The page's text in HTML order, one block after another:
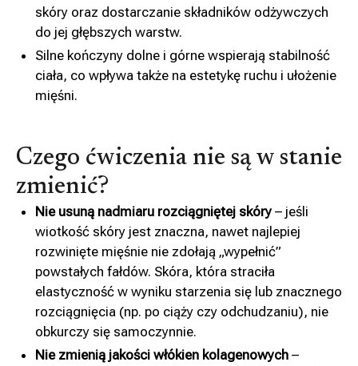
skóry oraz dostarczanie składników odżywczych
do jej głębszych warstw.
Silne kończyny dolne i górne wspierają stabilność
ciała, co wpływa także na estetykę ruchu i ułożenie
mięśni.
Czego ćwiczenia nie są w stanie
zmienić?
Nie usuną nadmiaru rozciągniętej skóry – jeśli
wiotkość skóry jest znaczna, nawet najlepiej
rozwinięte mięśnie nie zdołają „wypełnić”
powstałych fałdów. Skóra, która straciła
elastyczność w wyniku starzenia się lub znacznego
rozciągnięcia (np. po ciąży czy odchudzaniu), nie
obkurczy się samoczynnie.
Nie zmienią jakości włókien kolagenowych –